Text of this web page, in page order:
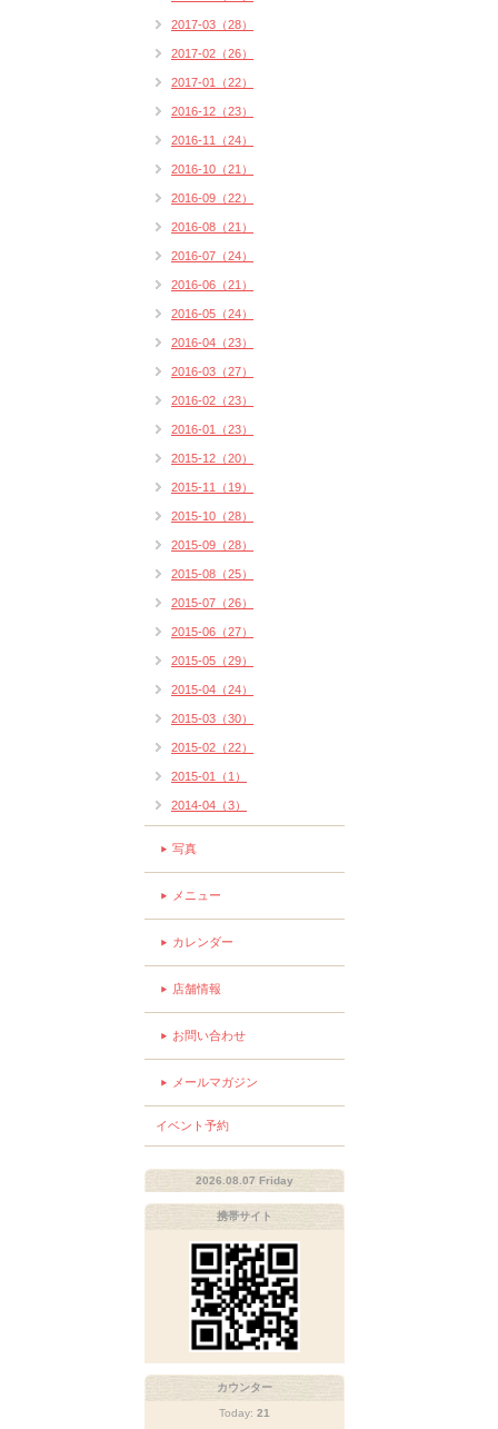
2017-03（28）
2017-02（26）
2017-01（22）
2016-12（23）
2016-11（24）
2016-10（21）
2016-09（22）
2016-08（21）
2016-07（24）
2016-06（21）
2016-05（24）
2016-04（23）
2016-03（27）
2016-02（23）
2016-01（23）
2015-12（20）
2015-11（19）
2015-10（28）
2015-09（28）
2015-08（25）
2015-07（26）
2015-06（27）
2015-05（29）
2015-04（24）
2015-03（30）
2015-02（22）
2015-01（1）
2014-04（3）
写真
メニュー
カレンダー
店舗情報
お問い合わせ
メールマガジン
イベント予約
2026.08.07 Friday
携帯サイト
カウンター
Today: 21